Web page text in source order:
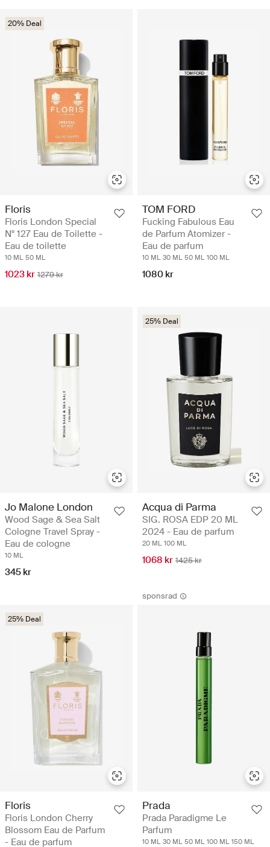
20% Deal
Floris
Floris London Special
N° 127 Eau de Toilette -
Eau de toilette
10 ML 50 ML
1023 kr 1279 kr
TOM FORD
Fucking Fabulous Eau
de Parfum Atomizer -
Eau de parfum
10 ML 30 ML 50 ML 100 ML
1080 kr
Jo Malone London
Wood Sage & Sea Salt
Cologne Travel Spray -
Eau de cologne
10 ML
345 kr
25% Deal
Acqua di Parma
SIG. ROSA EDP 20 ML
2024 - Eau de parfum
20 ML 100 ML
1068 kr 1425 kr
25% Deal
Floris
Floris London Cherry
Blossom Eau de Parfum
- Eau de parfum
sponsrad
Prada
Prada Paradigme Le
Parfum
10 ML 30 ML 50 ML 100 ML 150 ML